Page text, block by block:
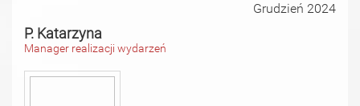
Grudzień 2024
P. Katarzyna
Manager realizacji wydarzeń